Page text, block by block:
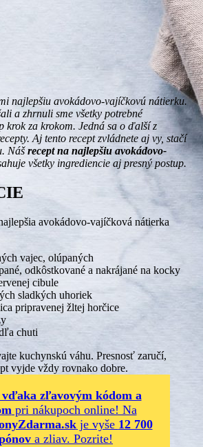
najlepšiu avokádovo-vajíčkovú nátierku.
a zhrnuli sme všetky potrebné
krok za krokom. Jedná sa o ďalší z
Aj tento recept zvládnete aj vy, stačí
Nášrecept na najlepšiu avokádovo-
všetky ingrediencie aj presný postup.
avokádovo-vajíčková nátierka
vajec, olúpaných
odkôstkované a nakrájané na kocky
cibule
sladkých uhoriek
pripravenej žltej horčice
chuti
kuchynskú váhu. Presnosť zaručí,
vyjde vždy rovnako dobre.
zľavovým kódom a
pri nákupoch online! Na
je vyše 12 700
a zliav. Pozrite!